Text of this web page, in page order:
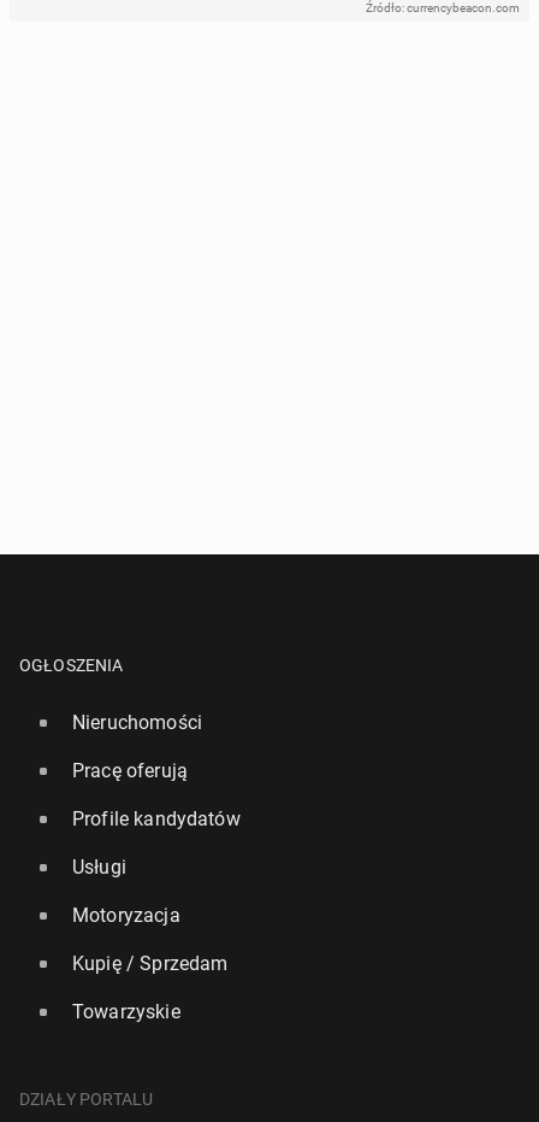
Źródło: currencybeacon.com
OGŁOSZENIA
Nieruchomości
Pracę oferują
Profile kandydatów
Usługi
Motoryzacja
Kupię / Sprzedam
Towarzyskie
DZIAŁY PORTALU